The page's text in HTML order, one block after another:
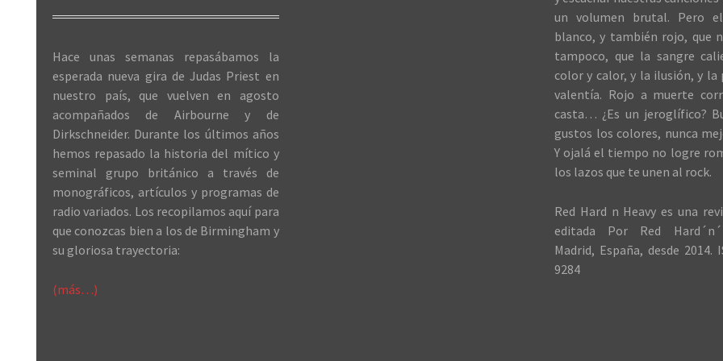
Hace unas semanas repasábamos la
esperada nueva gira de Judas Priest en
nuestro país, que vuelven en agosto
acompañados de Airbourne y de
Dirkschneider. Durante los últimos años
hemos repasado la historia del mítico y
seminal grupo británico a través de
monográficos, artículos y programas de
radio variados. Los recopilamos aquí para
que conozcas bien a los de Birmingham y
su gloriosa trayectoria:
(más…)
un volumen brutal. Pero
blanco, y también rojo, que
tampoco, que la sangre
color y calor, y la ilusión, y la
valentía. Rojo a muerte
casta… ¿Es un jeroglífico?
gustos los colores, nunca
Y ojalá el tiempo no logre
los lazos que te unen al rock.
Red Hard n Heavy es una
editada Por Red
Madrid, España, desde 2014.
9284